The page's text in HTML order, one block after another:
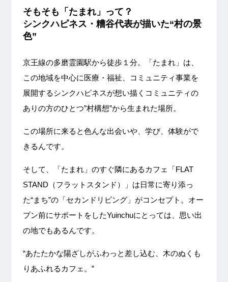
そもそも「たまれ」って？
シンクハピネス・糟谷代表が描いた“村の景
色”
京王線の多磨霊園駅から徒歩１分。「たまれ」は、
この地域を中心に医療・福祉、コミュニティ事業を
展開するシンクハピネスが想い描くコミュニティの
ありの方のひとつ”村構想”から生まれた場所。
この場所に来ると色んな出会いや、学び、体験がで
きるんです。
そして、「たまれ」のすぐ隣にあるカフェ「FLAT
STAND（フラットスタンド）」は日常に寄り添っ
た“まち”の「セカンドリビング」がコンセプト。オー
プン前にサポートをしたYuinchuにとっては、思い出
の地でもあるんです。
“あたたかな陽ざしがふわっと差し込む、木のぬくも
りあふれるカフェ。”